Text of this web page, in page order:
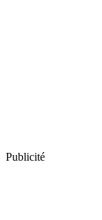
Publicité